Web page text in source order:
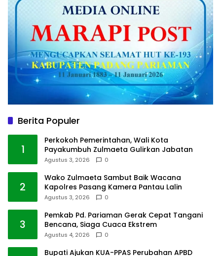
Berita Populer
1
Perkokoh Pemerintahan, Wali Kota
Payakumbuh Zulmaeta Gulirkan Jabatan
Agustus 3, 2026 0
2
Wako Zulmaeta Sambut Baik Wacana
Kapolres Pasang Kamera Pantau Lalin
Agustus 3, 2026 0
3
Pemkab Pd. Pariaman Gerak Cepat Tangani
Bencana, Siaga Cuaca Ekstrem
Agustus 4, 2026 0
Bupati Ajukan KUA-PPAS Perubahan APBD